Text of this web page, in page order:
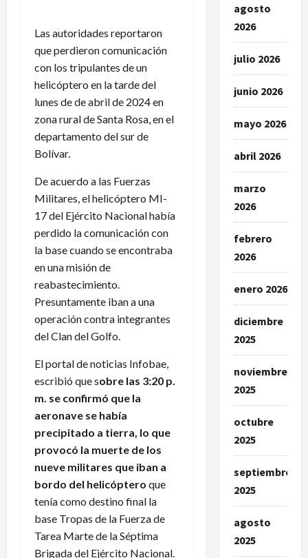
Las autoridades reportaron
que perdieron comunicación
con los tripulantes de un
helicóptero en la tarde del
lunes de de abril de 2024 en
zona rural de Santa Rosa, en el
departamento del sur de
Bolívar.
De acuerdo a las Fuerzas
Militares, el helicóptero MI-
17 del Ejército Nacional había
perdido la comunicación con
la base cuando se encontraba
en una misión de
reabastecimiento.
Presuntamente iban a una
operación contra integrantes
del Clan del Golfo.
El portal de noticias Infobae,
escribió que sobre las 3:20 p.
m. se confirmó que la
aeronave se había
precipitado a tierra, lo que
provocó la muerte de los
nueve militares que iban a
bordo del helicóptero que
tenía como destino final la
base Tropas de la Fuerza de
Tarea Marte de la Séptima
Brigada del Ejército Nacional.
agosto
2026
julio 2026
junio 2026
mayo 2026
abril 2026
marzo
2026
febrero
2026
enero 2026
diciembre
2025
noviembre
2025
octubre
2025
septiembre
2025
agosto
2025